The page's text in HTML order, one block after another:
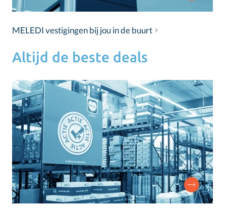
MELEDI vestigingen bij jou in de buurt
Altijd de beste deals